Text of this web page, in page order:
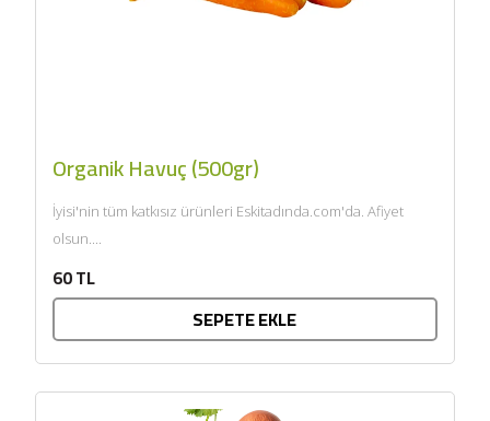
Organik Havuç (500gr)
İyisi'nin tüm katkısız ürünleri Eskitadında.com'da. Afiyet
olsun....
60 TL
SEPETE EKLE